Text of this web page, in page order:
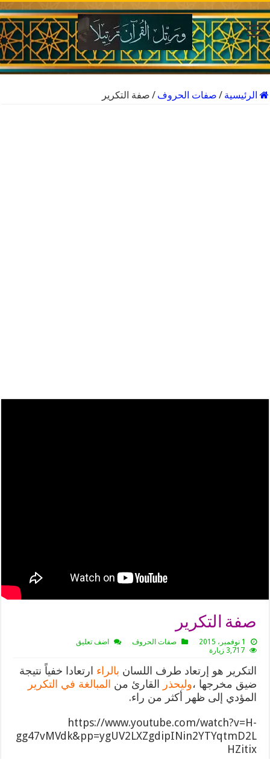
الرئيسية / صفات الحروف / صفة التكرير
صفة التكرير
1 نوفمبر، 2015 صفات الحروف
اضف تعليق
3,717 زيارة
التكرير هو إرتعاد طرف اللسان بالراءارتعادا خفياً نتيجة
ضيق مخرجها ،وليحذر القارئ من المبالغة في التكرير
المؤدي إلى ظهر أكثر من راء.
https://www.youtube.com/watch?v=H-
gg47vMVdk&pp=ygUV2LXZgdipINin2YTYqtmD2L
HZitix